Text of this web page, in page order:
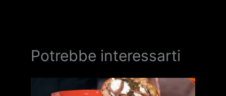
Potrebbe interessarti